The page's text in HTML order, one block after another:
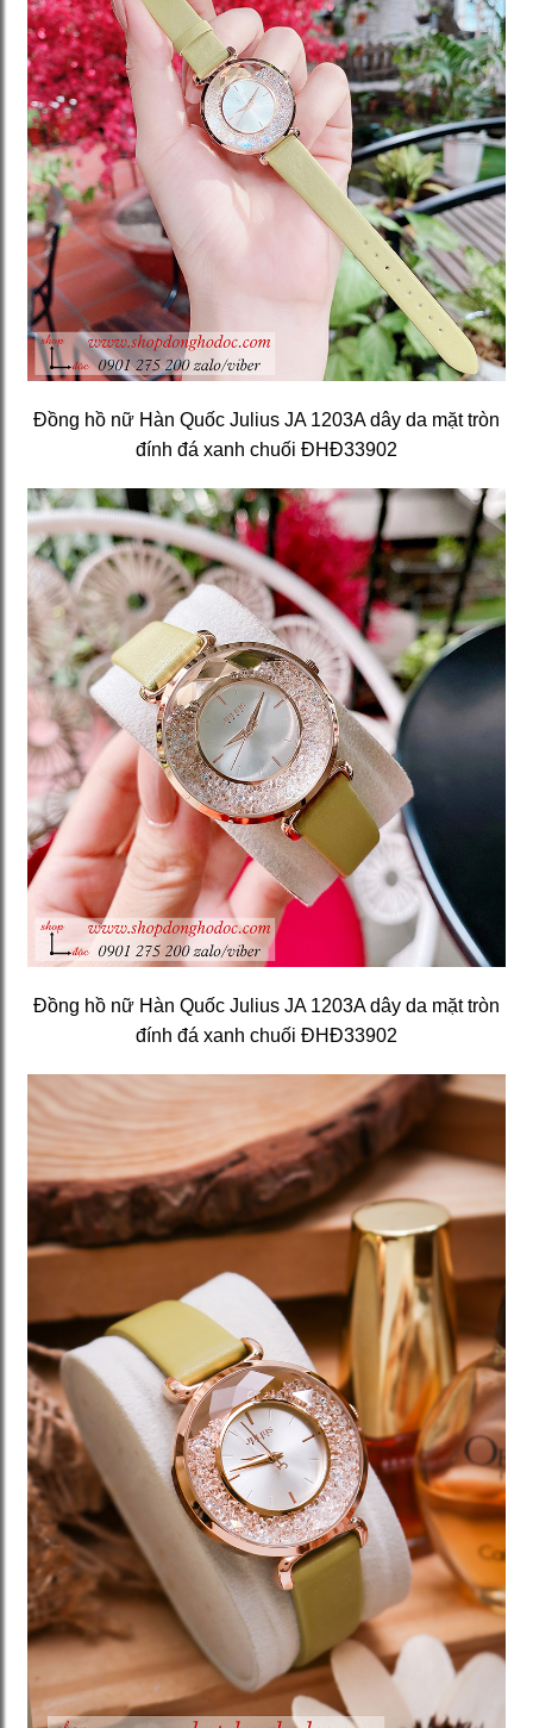
Đồng hồ nữ Hàn Quốc Julius JA 1203A dây da mặt tròn
đính đá xanh chuối ĐHĐ33902
Đồng hồ nữ Hàn Quốc Julius JA 1203A dây da mặt tròn
đính đá xanh chuối ĐHĐ33902